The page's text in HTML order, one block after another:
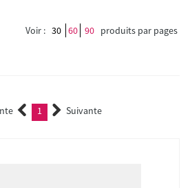
Voir : 30 60 90 produits par pages
1 (current)Suivante